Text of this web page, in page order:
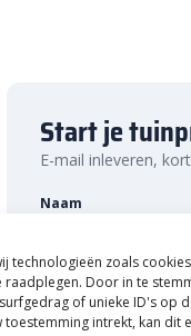
technologieën zoals
Door in te
of unieke ID's op
intrekt, kan dit
Start je
E-mail inleveren,
Naam
E-mailadres